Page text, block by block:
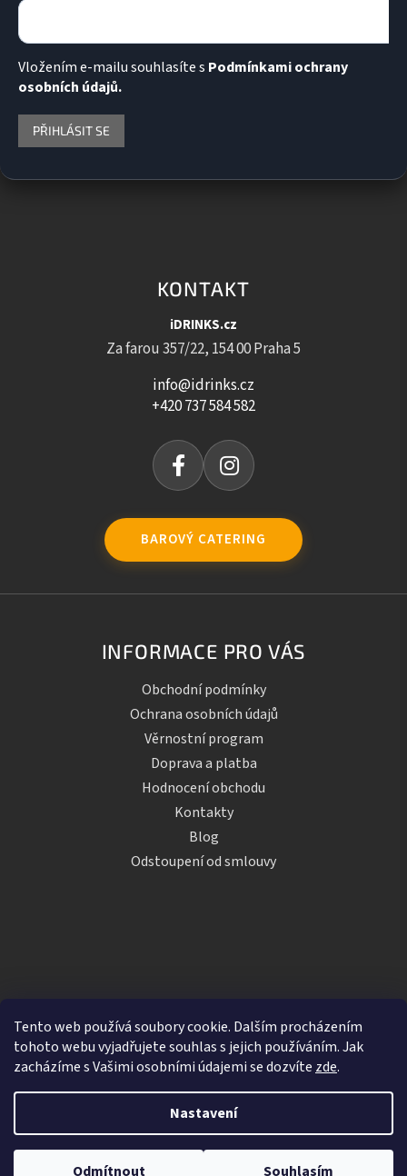
Tento web používá soubory cookie. Dalším procházením
tohoto webu vyjadřujete souhlas s jejich používáním. Jak
zacházíme s Vašimi osobními údajemi se dozvíte zde.
Nastavení
Odmítnout Souhlasím
Vložením e-mailu souhlasíte s Podmínkami ochrany
osobních údajů.
PŘIHLÁSIT SE
KONTAKT
iDRINKS.cz
Za farou 357/22, 154 00 Praha 5
info@idrinks.cz
+420 737 584 582
BAROVÝ CATERING
INFORMACE PRO VÁS
Obchodní podmínky
Ochrana osobních údajů
Věrnostní program
Doprava a platba
Hodnocení obchodu
Kontakty
Blog
Odstoupení od smlouvy
Vytvořil Shoptet
iDRINKS.cz. Všechna práva vyhrazena.